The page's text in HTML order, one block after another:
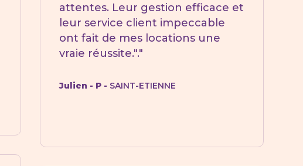
attentes. Leur gestion efficace et
leur service client impeccable
ont fait de mes locations une
vraie réussite."."
Julien - P - SAINT-ETIENNE